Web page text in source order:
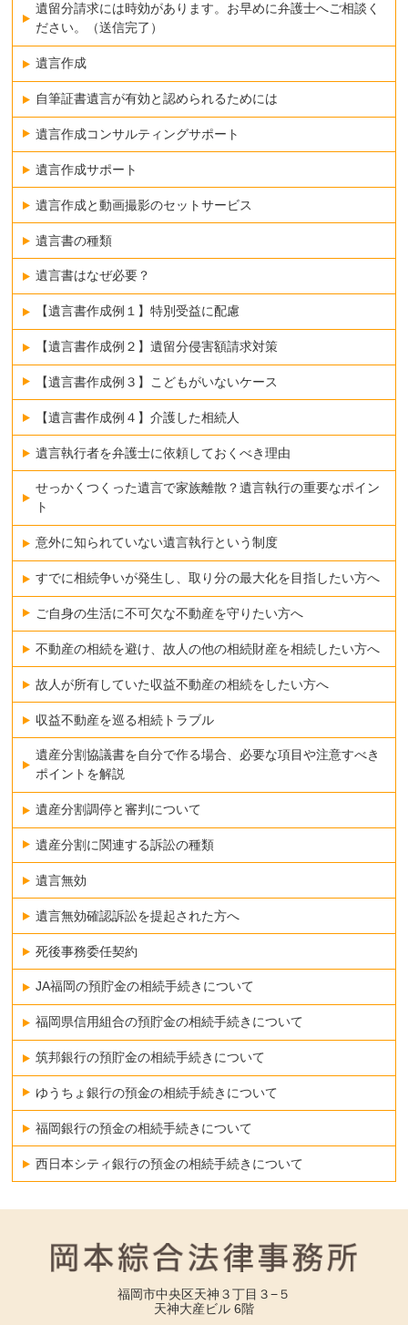
遺留分請求には時効があります。お早めに弁護士へご相談く
ださい。（送信完了）
遺言作成
自筆証書遺言が有効と認められるためには
遺言作成コンサルティングサポート
遺言作成サポート
遺言作成と動画撮影のセットサービス
遺言書の種類
遺言書はなぜ必要？
【遺言書作成例１】特別受益に配慮
【遺言書作成例２】遺留分侵害額請求対策
【遺言書作成例３】こどもがいないケース
【遺言書作成例４】介護した相続人
遺言執行者を弁護士に依頼しておくべき理由
せっかくつくった遺言で家族離散？遺言執行の重要なポイン
ト
意外に知られていない遺言執行という制度
すでに相続争いが発生し、取り分の最大化を目指したい方へ
ご自身の生活に不可欠な不動産を守りたい方へ
不動産の相続を避け、故人の他の相続財産を相続したい方へ
故人が所有していた収益不動産の相続をしたい方へ
収益不動産を巡る相続トラブル
遺産分割協議書を自分で作る場合、必要な項目や注意すべき
ポイントを解説
遺産分割調停と審判について
遺産分割に関連する訴訟の種類
遺言無効
遺言無効確認訴訟を提起された方へ
死後事務委任契約
JA福岡の預貯金の相続手続きについて
福岡県信用組合の預貯金の相続手続きについて
筑邦銀行の預貯金の相続手続きについて
ゆうちょ銀行の預金の相続手続きについて
福岡銀行の預金の相続手続きについて
西日本シティ銀行の預金の相続手続きについて
福岡市中央区天神３丁目３−５
天神大産ビル 6階